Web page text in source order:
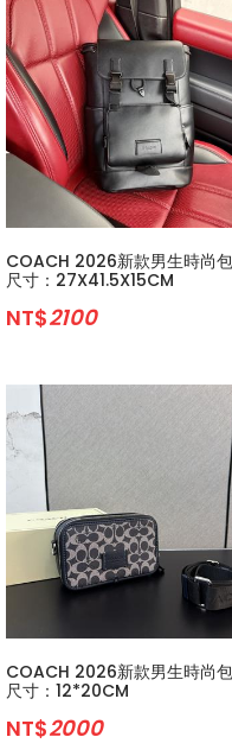
COACH 2026新款男生時尚
尺寸：27X41.5X15CM
NT$2100
COACH 2026新款男生時尚
尺寸：12*20CM
NT$2000